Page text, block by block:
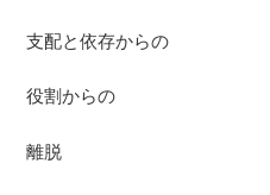
支配と依存からの
役割からの
離脱